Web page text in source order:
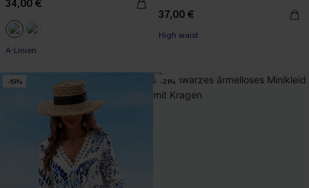
34,00 €
A-Linien
37,00 €
High waist
-19% -21%